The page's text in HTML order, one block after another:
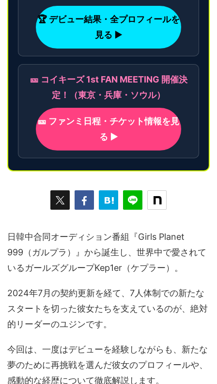
🏆 デビュー結果・全プロフィールを
見る ▶
🎫 コイキーズ 1st FAN MEETING 開催決
定！（東京・兵庫・ソウル）
🎫 ファンミ日程・チケット情報を見
る ▶
日韓中合同オーディション番組『Girls Planet
999（ガルプラ）』から誕生し、世界中で愛されて
いるガールズグループKep1er（ケプラー）。
2024年7月の契約更新を経て、7人体制での新たな
スタートを切った彼女たちを支えているのが、絶対
的リーダーのユジンです。
今回は、一度はデビューを経験しながらも、新たな
夢のために再挑戦を選んだ彼女のプロフィールや、
感動的な経歴について徹底解説します。